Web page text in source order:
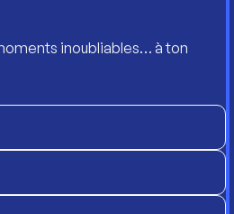
inoubliables… à ton